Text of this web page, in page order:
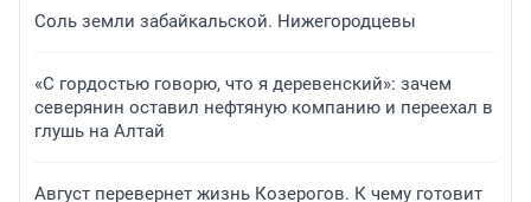
Соль земли забайкальской. Нижегородцевы
«С гордостью говорю, что я деревенский»: зачем
северянин оставил нефтяную компанию и переехал в
глушь на Алтай
Август перевернет жизнь Козерогов. К чему готовит